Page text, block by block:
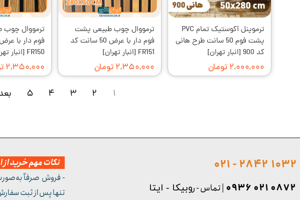
ترموپنل آکوستیک تمام PVC
پشت فوم 50 سانت طرح هانی
کد 900 [انبار تهران]
۲,۰۰۰,۰۰۰ تومان
ترمووال چوب طبیعی پشت
فوم دار با عرض 50 سانت کد
FR151 [انبار تهران]
۲,۳۵۰,۰۰۰ تومان
ترمووال
FR150 [انبار تهران]
۲,۳۵۰,۰۰۰ تومان
۱ ۲ ۳ ۴ ۵
1032 2842 - 021
نکات مهم خرید از
- فروش صرفاً
تنها پس از ثبت
0872 021 0936 | تماس - روبیکا - ایتا